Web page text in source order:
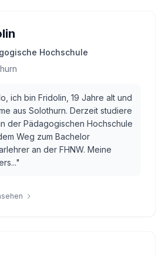
Hochschule
ich bin Fridolin, 19 Jahre alt und
aus Solothurn. Derzeit studiere
der Pädagogischen Hochschule
Weg zum Bachelor
an der FHNW. Meine
"